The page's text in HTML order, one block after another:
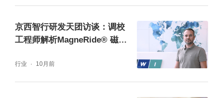
京西智行研发天团访谈：调校
工程师解析MagneRide® 磁流
行业 10月前